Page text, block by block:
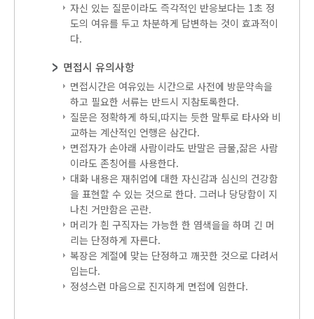
자신 있는 질문이라도 즉각적인 반응보다는 1초 정
도의 여유를 두고 차분하게 답변하는 것이 효과적이
다.
면접시 유의사항
면접시간은 여유있는 시간으로 사전에 방문약속을
하고 필요한 서류는 반드시 지참토록한다.
질문은 정확하게 하되,따지는 듯한 말투로 타사와 비
교하는 계산적인 언행은 삼간다.
면접자가 손아래 사람이라도 반말은 금물,잚은 사람
이라도 존칭어를 사용한다.
대화 내용은 재취업에 대한 자신감과 심신의 건강함
을 표현할 수 있는 것으로 한다. 그러나 당당함이 지
나친 거만함은 곤란.
머리가 흰 구직자는 가능한 한 염색을을 하며 긴 머
리는 단정하게 자른다.
복장은 계절에 맞는 단정하고 깨끗한 것으로 다려서
입는다.
정성스런 마음으로 진지하게 면접에 임한다.